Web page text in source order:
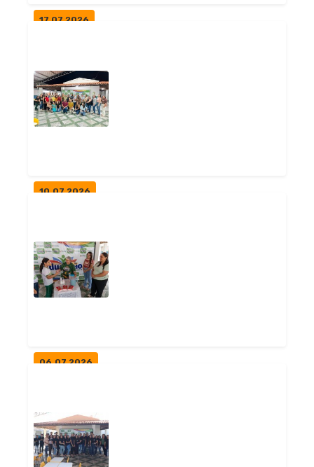
17.07.2026
FREI MARTINHO PARTICIPA DE
OFICINA EM CAMPINA GRANDE
10.07.2026
SECRETARIA DE EDUCAÇÃO
PROMOVE FORMAÇÃO COM OS
SERVIDORES DA...
06.07.2026
DEGUSTAÇÃO DE IOGURTE À
BASE DE LEITE DE CABRA